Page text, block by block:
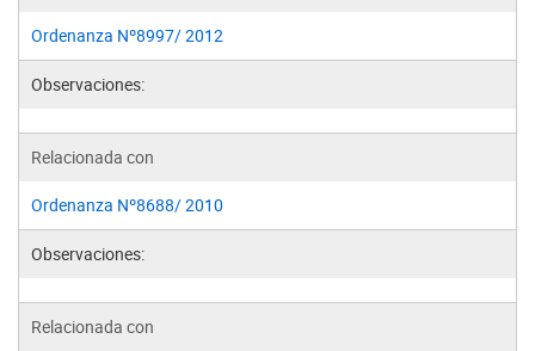
Ordenanza Nº8997/ 2012
Observaciones:
Relacionada con
Ordenanza Nº8688/ 2010
Observaciones:
Relacionada con